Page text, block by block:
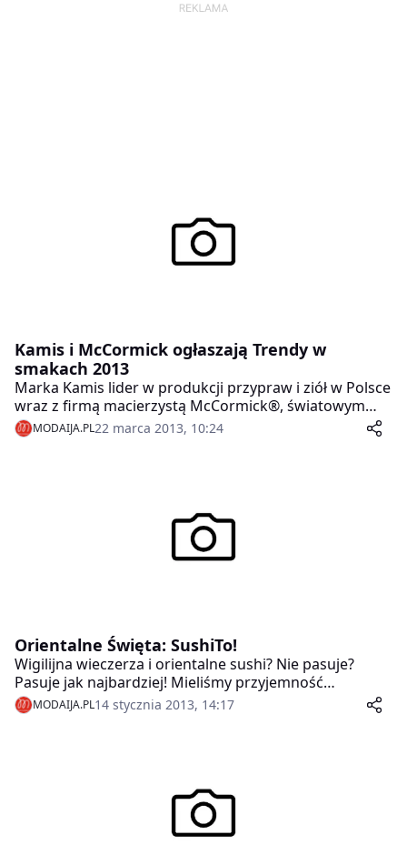
Kamis i McCormick ogłaszają Trendy w
smakach 2013
Marka Kamis lider w produkcji przypraw i ziół w Polsce
wraz z firmą macierzystą McCormick®, światowym
liderem smaku, ogłaszają Trendy w smakach 2013. Po
raz pierwszy w Polsce został zaprezentowany roczny
MODAIJA.PL22 marca 2013, 10:24
Orientalne Święta: SushiTo!
Wigilijna wieczerza i orientalne sushi? Nie pasuje?
Pasuje jak najbardziej! Mieliśmy przyjemność
sprawdzić, jak „smakują” święta w nieco egzotycznej,
japońskiej, atmosferze.
MODAIJA.PL14 stycznia 2013, 14:17